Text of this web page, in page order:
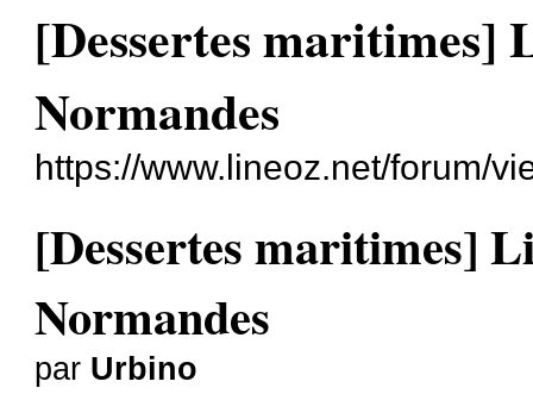
[Dessertes maritimes]
Normandes
https://www.lineoz.net/forum/
[Dessertes maritimes]
Normandes
par Urbino